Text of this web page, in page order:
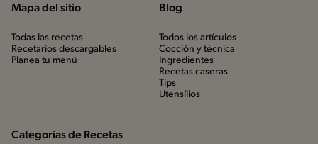
Mapa del sitio
Todas las recetas
Recetarios descargables
Planea tu menú
Blog
Todos los artículos
Cocción y técnica
Ingredientes
Recetas caseras
Tips
Utensílios
Categorias de Recetas